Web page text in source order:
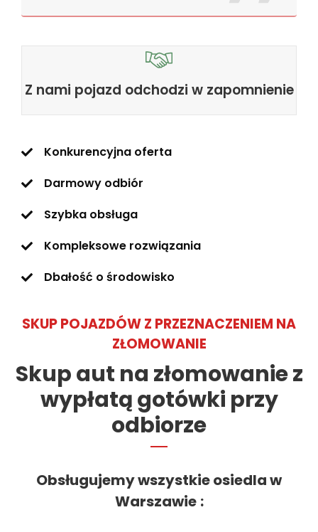
Z nami pojazd odchodzi w zapomnienie
Konkurencyjna oferta
Darmowy odbiór
Szybka obsługa
Kompleksowe rozwiązania
Dbałość o środowisko
SKUP POJAZDÓW Z PRZEZNACZENIEM NA
ZŁOMOWANIE
Skup aut na złomowanie z
wypłatą gotówki przy
odbiorze
Obsługujemy wszystkie osiedla w
Warszawie :